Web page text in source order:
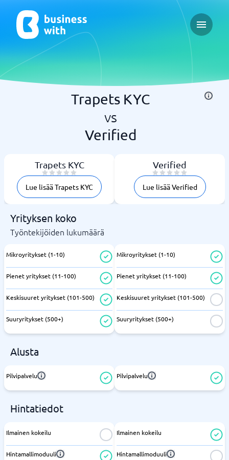
Open
Trapets KYC
vs
Verified
Trapets KYC
Lue lisää Trapets KYC
Verified
Lue lisää Verified
Yrityksen koko
Työntekijöiden lukumäärä
Mikroyritykset (1-10)
Pienet yritykset (11-100)
Keskisuuret yritykset (101-500)
Suuryritykset (500+)
Mikroyritykset (1-10)
Pienet yritykset (11-100)
Keskisuuret yritykset (101-500)
Suuryritykset (500+)
Alusta
Pilvipalvelu Pilvipalvelu
Hintatiedot
Ilmainen kokeilu
Hintamallimoduuli
Ilmainen kokeilu
Hintamallimoduuli